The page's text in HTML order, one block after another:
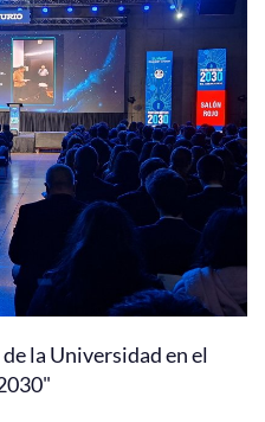
la Universidad en el